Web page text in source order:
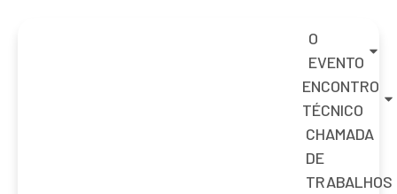
O
EVENTO
ENCONTRO
TÉCNICO
CHAMADA
DE
TRABALHOS